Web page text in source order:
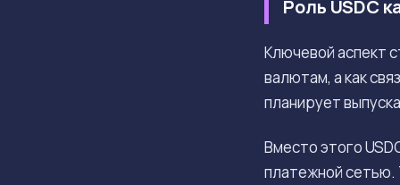
Роль USDC
Ключевой аспект
валютам, а как
планирует
Вместо этого
платежной сетью.